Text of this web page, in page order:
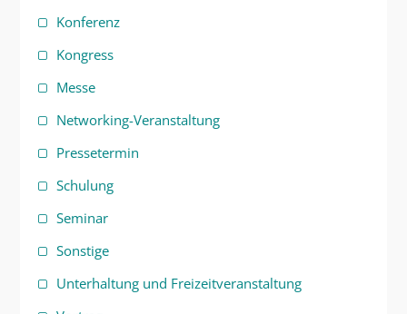
Konferenz
Kongress
Messe
Networking-Veranstaltung
Pressetermin
Schulung
Seminar
Sonstige
Unterhaltung und Freizeitveranstaltung